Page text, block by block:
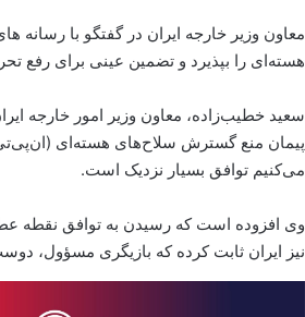
معاون وزیر خارجه ایران در گفتگو با رسانه
هسته‌ای را بپذیرد و تضمین عینی برای رفع
سعید خطیب‌زاده، معاون وزیر امور خارجه
پیمان منع گسترش سلاح‌های هسته‌ای (ان‌پی‌تی)
می‌کنیم توافق بسیار نزدیک است.
وی افزوده است که رسیدن به توافق نقطه
نیز ایران ثابت کرده که بازیگری مسؤول،